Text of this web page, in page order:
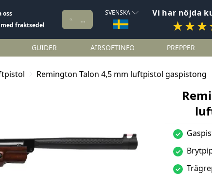
oss
fraktsedel
SVENSKA Vi har nöjda
GUIDER AIRSOFTINFO PREPPER
Remington Talon 4,5 mm luftpistol gaspistong
✓
✓
✓